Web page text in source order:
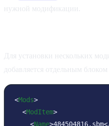
нужной модификации.
Для установки нескольких
добавляется отдельным блоком
<Mods>
<ModItem>
<Name>484504816.sbm